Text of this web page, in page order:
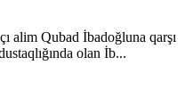
alim Qubad İbadoğluna qarşı
olan İb...